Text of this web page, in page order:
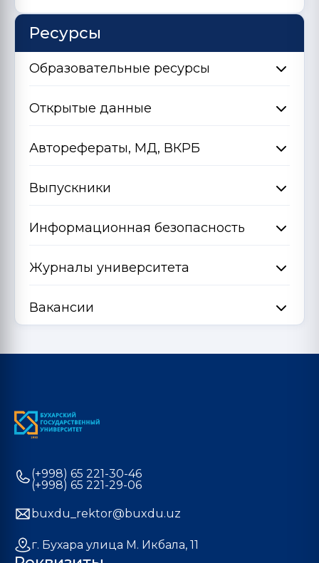
Ресурсы
Образовательные ресурсы
Открытые данные
Авторефераты, МД, ВКРБ
Выпускники
Информационная безопасность
Журналы университета
Вакансии
(+998) 65 221-30-46
(+998) 65 221-29-06
buxdu_rektor@buxdu.uz
г. Бухара улица М. Икбала, 11